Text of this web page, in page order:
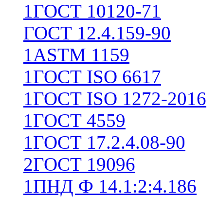
1ГОСТ 10120-71
ГОСТ 12.4.159-90
1ASTM 1159
1ГОСТ ISO 6617
1ГОСТ ISO 1272-2016
1ГОСТ 4559
1ГОСТ 17.2.4.08-90
2ГОСТ 19096
1ПНД Ф 14.1:2:4.186